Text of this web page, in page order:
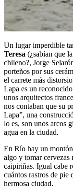
Un lugar imperdible
Teresa (¿sabían que
chileno?, Jorge
porteños por sus
el carrete más
Lapa es un
unos arquitectos
nos contaban que su
Lapa”, una
lo es, son unos arcos
agua en la ciudad.
En Río hay un
algo y tomar cervezas
caipiriñas. Igual cabe
cuántos rastros de pie
hermosa ciudad.